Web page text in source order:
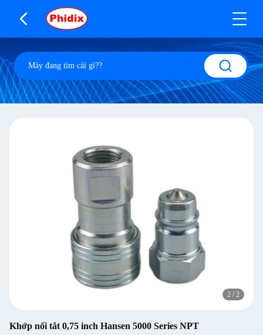
2 / 2
Khớp nối tắt 0,75 inch Hansen 5000 Series NPT